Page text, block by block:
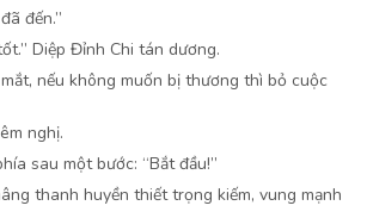
đến.”
Diệp Đỉnh Chi tán dương.
nếu không muốn bị thương thì bỏ cuộc
nghị.
sau một bước: “Bắt đầu!”
thanh huyền thiết trọng kiếm, vung mạnh